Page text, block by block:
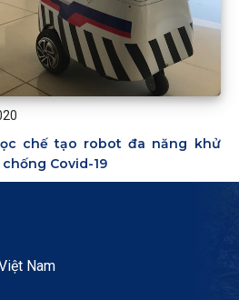
chế tạo robot đa năng khử
Covid-19
Nam